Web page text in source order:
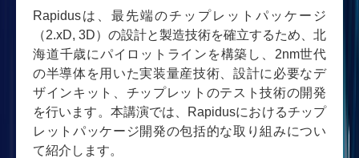
Rapidusは、最先端のチップレットパッケージ
（2.xD, 3D）の設計と製造技術を確立するため、北
海道千歳にパイロットラインを構築し、2nm世代
の半導体を用いた実装量産技術、設計に必要なデ
ザインキット、チップレットのテスト技術の開発
を行います。本講演では、Rapidusにおけるチップ
レットパッケージ開発の包括的な取り組みについ
て紹介します。